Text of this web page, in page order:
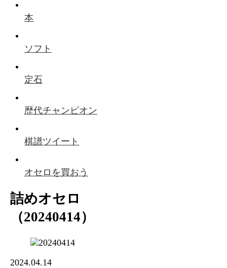
本
ソフト
定石
歴代チャンピオン
棋譜ツイート
オセロを買おう
詰めオセロ
（20240414）
2024.04.14